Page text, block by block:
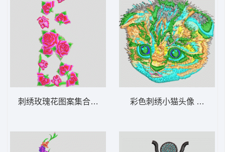
刺绣玫瑰花图案集合 靓花 彩色刺绣小猫头像 猫头